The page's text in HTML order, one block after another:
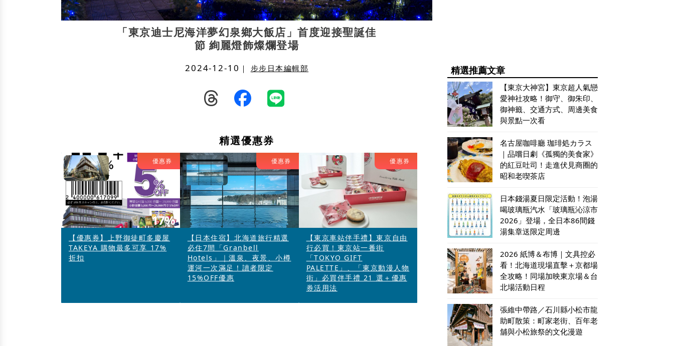
「東京迪士尼海洋夢幻泉鄉大飯店」首度迎接聖誕佳
節 絢麗燈飾燦爛登場
2024-12-10 ｜ 步步日本編輯部
精選優惠券
17%
優惠券
【優惠券】上野御徒町多慶屋
TAKEYA 購物最多可享 17%
折扣
優惠券
【日本住宿】北海道旅行精選
必住7間「Granbell
Hotels」｜溫泉、夜景、小樽
運河一次滿足！讀者限定
15%OFF優惠
優惠券
【東京車站伴手禮】東京自由
行必買！東京站一番街
「TOKYO GIFT
PALETTE」、「東京動漫人物
街」必買伴手禮 21 選＋優惠
券活用法
精選推薦文章
【東京大神宮】東京超人氣戀
愛神社攻略！御守、御朱印、
御神籤、交通方式、周邊美食
與景點一次看
名古屋咖啡廳 珈琲処カラス
｜品嚐日劇《孤獨的美食家》
的紅豆吐司！走進伏見商圈的
昭和老喫茶店
日本錢湯夏日限定活動！泡湯
喝玻璃瓶汽水「玻璃瓶沁涼市
2026」登場，全日本86間錢
湯集章送限定周邊
2026 紙博＆布博｜文具控必
看！北海道現場直擊＋京都場
全攻略！同場加映東京場＆台
北場活動日程
張維中帶路／石川縣小松市龍
助町散策：町家老街、百年老
舖與小松旅祭的文化漫遊